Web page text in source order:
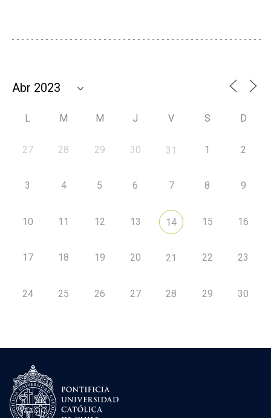
L M M J V S D
27 28 29 30 31 1 2
3 4 5 6 7 8 9
10 11 12 13 14 15 16
17 18 19 20 21 22 23
24 25 26 27 28 29 30